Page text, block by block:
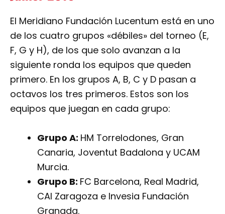
El Meridiano Fundación Lucentum está en uno
de los cuatro grupos «débiles» del torneo (E,
F, G y H), de los que solo avanzan a la
siguiente ronda los equipos que queden
primero. En los grupos A, B, C y D pasan a
octavos los tres primeros. Estos son los
equipos que juegan en cada grupo:
Grupo A: HM Torrelodones, Gran
Canaria, Joventut Badalona y UCAM
Murcia.
Grupo B: FC Barcelona, Real Madrid,
CAI Zaragoza e Invesia Fundación
Granada.